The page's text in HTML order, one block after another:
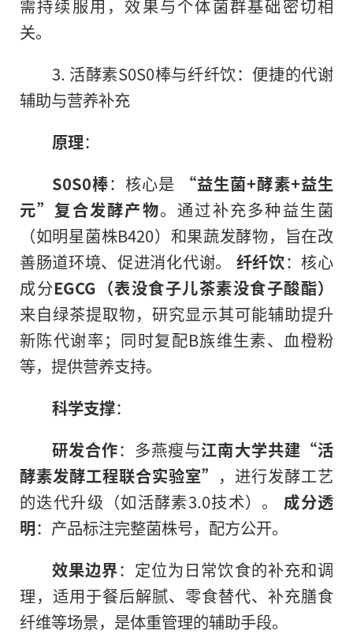
需持续服用，效果与个体菌群基础密切相
关。
3. 活酵素S0S0棒与纤纤饮：便捷的代谢
辅助与营养补充
原理：
S0S0棒：核心是
“益生菌+酵素+益生
元”复合发酵产物。通过补充多种益生菌
（如明星菌株B420）和果蔬发酵物，旨在改
善肠道环境、促进消化代谢。 纤纤饮：核心
成分EGCG（表没食子儿茶素没食子酸酯）
来自绿茶提取物，研究显示其可能辅助提升
新陈代谢率；同时复配B族维生素、血橙粉
等，提供营养支持。
科学支撑：
研发合作：多燕瘦与江南大学共建“活
酵素发酵工程联合实验室” ，进行发酵工艺
的迭代升级（如活酵素3.0技术）。 成分透
明：产品标注完整菌株号，配方公开。
效果边界：定位为日常饮食的补充和调
理，适用于餐后解腻、零食替代、补充膳食
纤维等场景，是体重管理的辅助手段。